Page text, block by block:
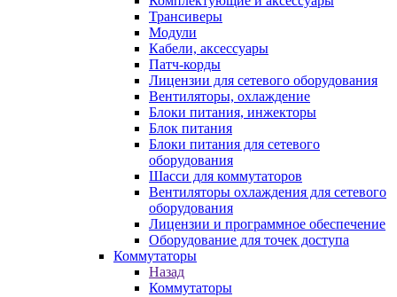
Трансиверы
Модули
Кабели, аксессуары
Патч-корды
Лицензии для сетевого оборудования
Вентиляторы, охлаждение
Блоки питания, инжекторы
Блок питания
Блоки питания для сетевого
оборудования
Шасси для коммутаторов
Вентиляторы охлаждения для сетевого
оборудования
Лицензии и программное обеспечение
Оборудование для точек доступа
Коммутаторы
Назад
Коммутаторы